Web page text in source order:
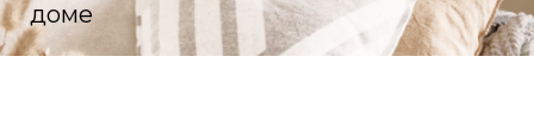
доме